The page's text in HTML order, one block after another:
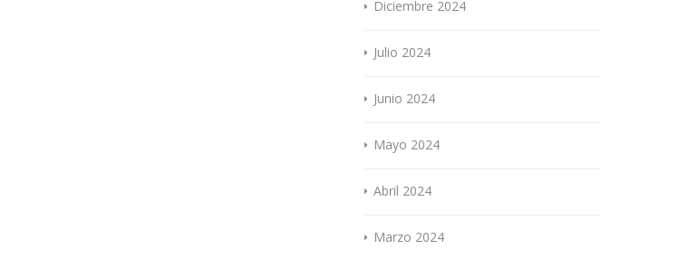
Diciembre 2024
Julio 2024
Junio 2024
Mayo 2024
Abril 2024
Marzo 2024